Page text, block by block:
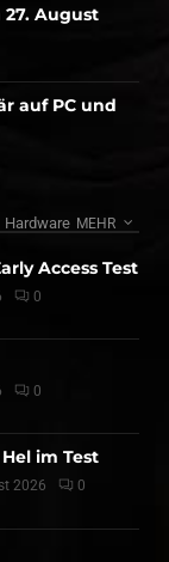
27. August
auf PC und
Hardware MEHR
Access Test
0
0
im Test
2026 0